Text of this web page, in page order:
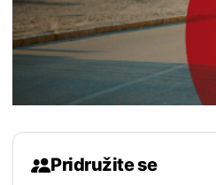
Pridružite se